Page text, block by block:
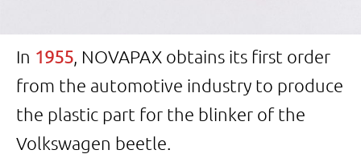
In 1955 , NOVAPAX obtains its first order
from the automotive industry to produce
the plastic part for the blinker of the
Volkswagen beetle.